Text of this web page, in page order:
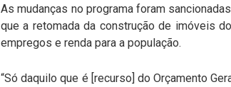
As mudanças no programa foram
que a retomada da construção de imóveis
empregos e renda para a população.
“Só daquilo que é [recurso] do Orçamento